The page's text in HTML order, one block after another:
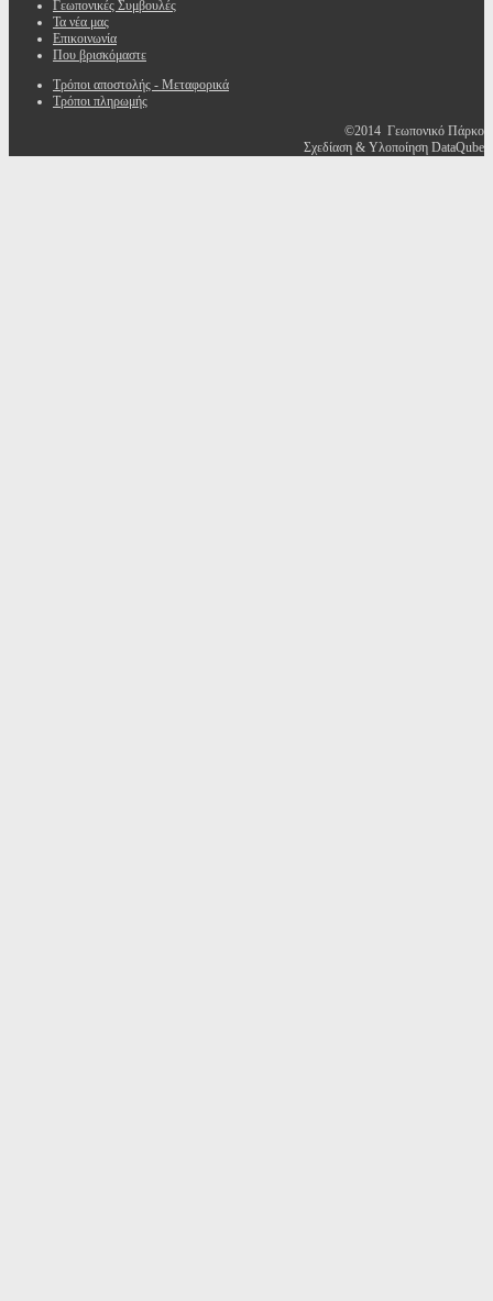
Γεωπονικές Συμβουλές
Τα νέα μας
Επικοινωνία
Που βρισκόμαστε
Τρόποι αποστολής - Μεταφορικά
Τρόποι πληρωμής
©2014 Γεωπονικό Πάρκο
Σχεδίαση & Υλοποίηση DataQube